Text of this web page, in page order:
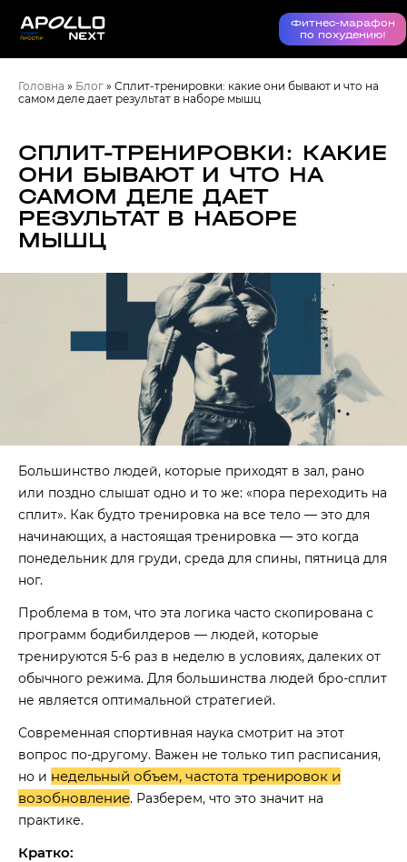
Фитнес-марафон
по похудению!
Головна » Блог » Сплит-тренировки: какие они бывают и что на
самом деле дает результат в наборе мышц
СПЛИТ-ТРЕНИРОВКИ: КАКИЕ
ОНИ БЫВАЮТ И ЧТО НА
САМОМ ДЕЛЕ ДАЕТ
РЕЗУЛЬТАТ В НАБОРЕ
МЫШЦ
Большинство людей, которые приходят в зал, рано
или поздно слышат одно и то же: «пора переходить на
сплит». Как будто тренировка на все тело — это для
начинающих, а настоящая тренировка — это когда
понедельник для груди, среда для спины, пятница для
ног.
Проблема в том, что эта логика часто скопирована с
программ бодибилдеров — людей, которые
тренируются 5-6 раз в неделю в условиях, далеких от
обычного режима. Для большинства людей бро-сплит
не является оптимальной стратегией.
Современная спортивная наука смотрит на этот
вопрос по-другому. Важен не только тип расписания,
но и недельный объем, частота тренировок и
возобновление. Разберем, что это значит на
практике.
Кратко: